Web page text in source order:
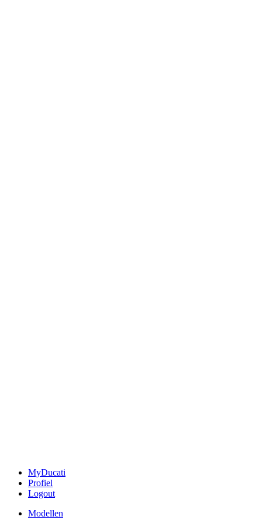
MyDucati
Profiel
Logout
Modellen